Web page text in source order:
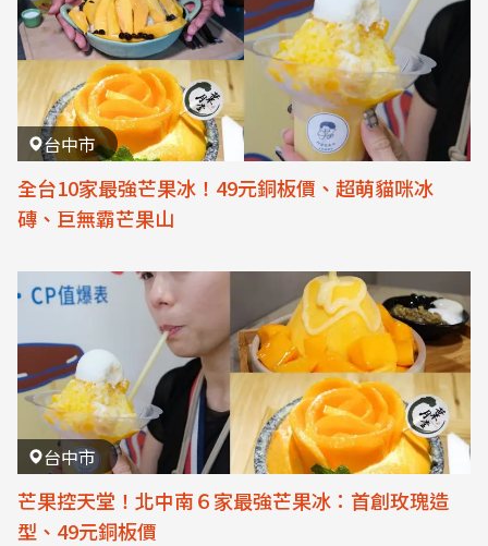
台中市
全台10家最強芒果冰！49元銅板價、超萌貓咪冰
磚、巨無霸芒果山
台中市
芒果控天堂！北中南６家最強芒果冰：首創玫瑰造
型、49元銅板價